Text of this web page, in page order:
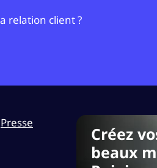
relation client ?
Presse
Créez
beaux